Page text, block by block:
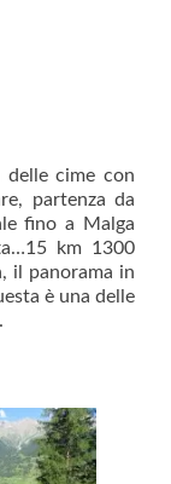
cime con
partenza da
fino a Malga
km 1300
il panorama in
è una delle